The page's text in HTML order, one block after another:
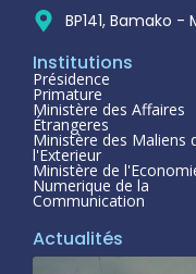
BP141, Bamako -
Institutions
Présidence
Primature
Ministère des Affaires
Étrangeres
Ministère des Maliens
l'Exterieur
Ministère de
Numerique de la
Communication
Actualités